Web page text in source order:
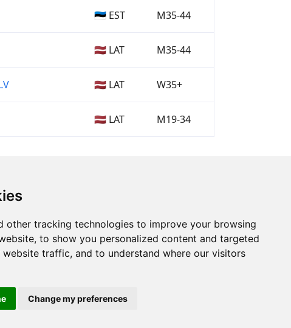
other tracking technologies to improve your browsing
to show you personalized content and targeted
traffic, and to understand where our visitors
Change my preferences
🇪🇪 EST M35-44
🇱🇻 LAT M35-44
🇱🇻 LAT W35+
🇱🇻 LAT M19-34